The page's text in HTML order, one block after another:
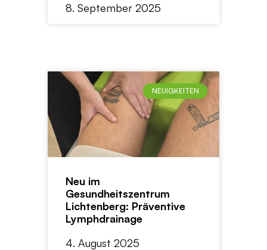
8. September 2025
NEUIGKEITEN
Neu im
Gesundheitszentrum
Lichtenberg: Präventive
Lymphdrainage
4. August 2025